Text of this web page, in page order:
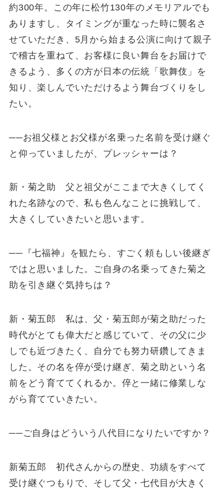
約300年。この年に松竹130年のメモリアルでも
ありますし、タイミングが重なった時に襲名さ
せていただき、5月から始まる公演に向けて親子
で稽古を重ねて、お客様に良い舞台をお届けで
きるよう、多くの方が日本の伝統「歌舞伎」を
知り、楽しんでいただけるよう舞台づくりをし
たい。
──お祖父様とお父様が名乗った名前を受け継ぐ
と仰っていましたが、プレッシャーは？
新・菊之助 父と祖父がここまで大きくしてく
れた名跡なので、私も色んなことに挑戦して、
大きくしていきたいと思います。
──『七福神』を観たら、すごく頼もしい後継ぎ
ではと思いました。ご自身の名乗ってきた菊之
助を引き継ぐ気持ちは？
新・菊五郎 私は、父・菊五郎が菊之助だった
時代がとても偉大だと感じていて、その父に少
しでも近づきたく、自分でも努力研鑽してきま
した。その名を倅が受け継ぎ、菊之助という名
前をどう育ててくれるか。倅と一緒に修業しな
がら育てていきたい。
──ご自身はどういう八代目になりたいですか？
新菊五郎 初代さんからの歴史、功績をすべて
受け継ぐつもりで、そして父・七代目が大きく